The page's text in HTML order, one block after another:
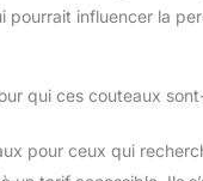
【Lame
manuelle humide
technologie
en forme de V,
pourrait influencer la
qui ces couteaux
pour ceux qui